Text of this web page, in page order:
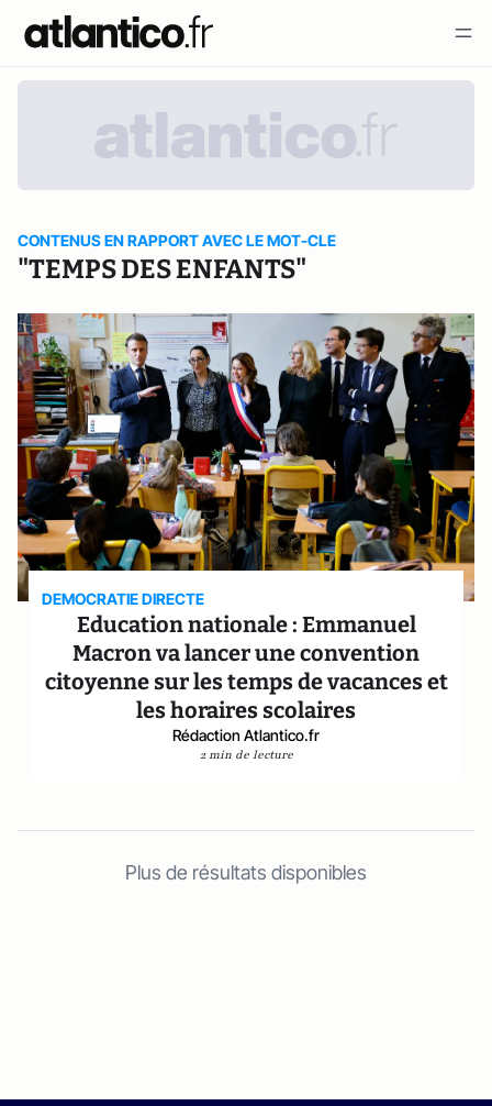
CONTENUS EN RAPPORT AVEC LE MOT-CLE
"TEMPS DES ENFANTS"
DEMOCRATIE DIRECTE
Education nationale : Emmanuel
Macron va lancer une convention
citoyenne sur les temps de vacances et
les horaires scolaires
Rédaction Atlantico.fr
2 min de lecture
Plus de résultats disponibles